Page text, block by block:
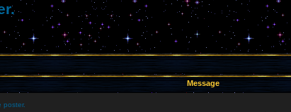
Message
poster.